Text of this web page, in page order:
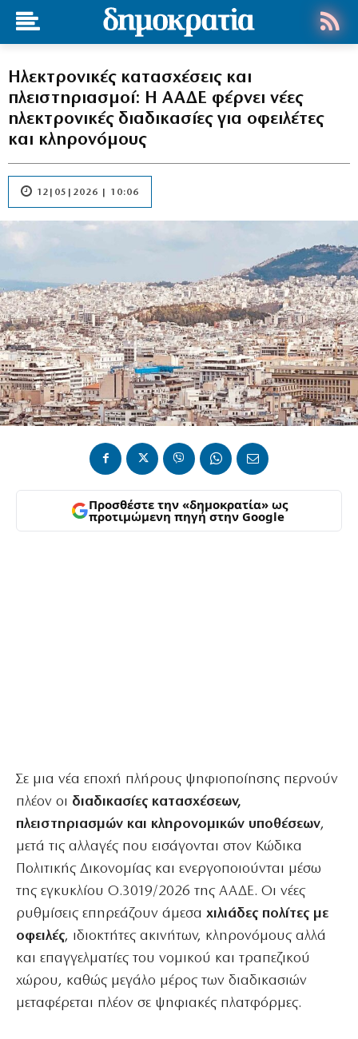
Ηλεκτρονικές κατασχέσεις και
πλειστηριασμοί: Η ΑΑΔΕ φέρνει νέες
ηλεκτρονικές διαδικασίες για οφειλέτες
και κληρονόμους
12|05|2026 | 10:06
Προσθέστε την «δημοκρατία» ως
προτιμώμενη πηγή στην Google
Σε μια νέα εποχή πλήρους ψηφιοποίησης περνούν
πλέον οι διαδικασίες κατασχέσεων,
πλειστηριασμών και κληρονομικών υποθέσεων,
μετά τις αλλαγές που εισάγονται στον Κώδικα
Πολιτικής Δικονομίας και ενεργοποιούνται μέσω
της εγκυκλίου Ο.3019/2026 της ΑΑΔΕ. Οι νέες
ρυθμίσεις επηρεάζουν άμεσα χιλιάδες πολίτες με
οφειλές, ιδιοκτήτες ακινήτων, κληρονόμους αλλά
και επαγγελματίες του νομικού και τραπεζικού
χώρου, καθώς μεγάλο μέρος των διαδικασιών
μεταφέρεται πλέον σε ψηφιακές πλατφόρμες.